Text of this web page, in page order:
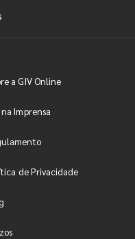
a GIV Online
na Imprensa
de Privacidade